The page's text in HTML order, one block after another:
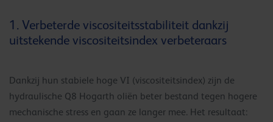
1. Verbeterde viscositeitsstabiliteit dankzij
uitstekende viscositeitsindex verbeteraars
Dankzij hun stabiele hoge VI (viscositeitsindex) zijn de
hydraulische Q8 Hogarth oliën beter bestand tegen hogere
mechanische stress en gaan ze langer mee. Het resultaat: